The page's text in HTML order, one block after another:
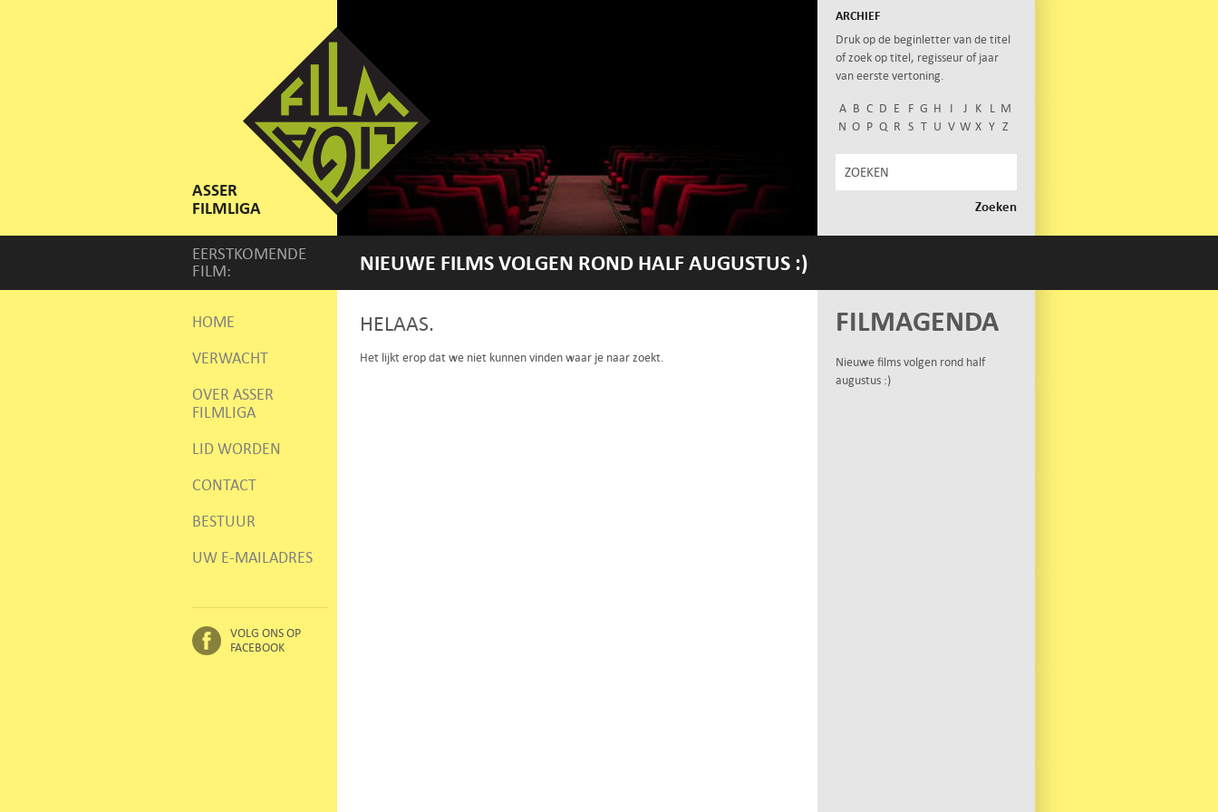
ASSER
FILMLIGA
ARCHIEF
Druk op de beginletter van de titel
of zoek op titel, regisseur of jaar
van eerste vertoning.
A B C D E F G H I J K L M
N O P Q R S T U V W X Y Z
EERSTKOMENDE
FILM:
NIEUWE FILMS VOLGEN ROND HALF AUGUSTUS :)
HOME
VERWACHT
OVER ASSER
FILMLIGA
LID WORDEN
CONTACT
BESTUUR
UW E-MAILADRES
VOLG ONS OP
FACEBOOK
HELAAS.
Het lijkt erop dat we niet kunnen vinden waar je naar zoekt.
FILMAGENDA
Nieuwe films volgen rond half
augustus :)